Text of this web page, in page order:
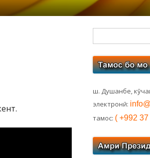
боковая
ш. Душанбе,
электронӣ:
тамос: ( +992